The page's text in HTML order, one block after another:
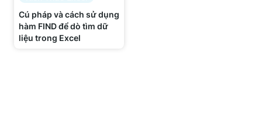
Cú pháp và cách sử dụng
hàm FIND để dò tìm dữ
liệu trong Excel